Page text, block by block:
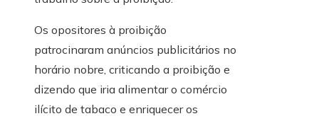
Os opositores à proibição
patrocinaram anúncios publicitários no
horário nobre, criticando a proibição e
dizendo que iria alimentar o comércio
ilícito de tabaco e enriquecer os